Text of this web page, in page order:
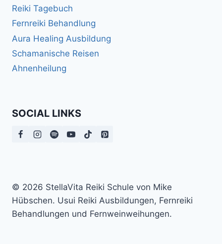
Reiki Tagebuch
Fernreiki Behandlung
Aura Healing Ausbildung
Schamanische Reisen
Ahnenheilung
SOCIAL LINKS
© 2026 StellaVita Reiki Schule von Mike
Hübschen. Usui Reiki Ausbildungen, Fernreiki
Behandlungen und Fernweinweihungen.